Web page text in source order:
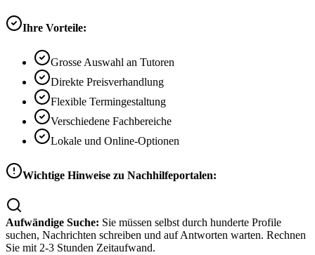
Ihre Vorteile:
Grosse Auswahl an Tutoren
Direkte Preisverhandlung
Flexible Termingestaltung
Verschiedene Fachbereiche
Lokale und Online-Optionen
Wichtige Hinweise zu Nachhilfeportalen:
Aufwändige Suche: Sie müssen selbst durch hunderte Profile
suchen, Nachrichten schreiben und auf Antworten warten. Rechnen
Sie mit 2-3 Stunden Zeitaufwand.